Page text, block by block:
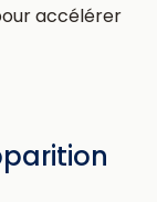
accélérer